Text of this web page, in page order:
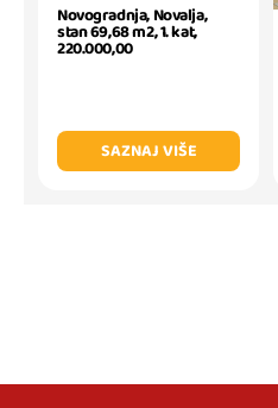
Novogradnja, Novalja,
stan 69,68 m2, 1. kat,
220.000,00
SAZNAJ VIŠE